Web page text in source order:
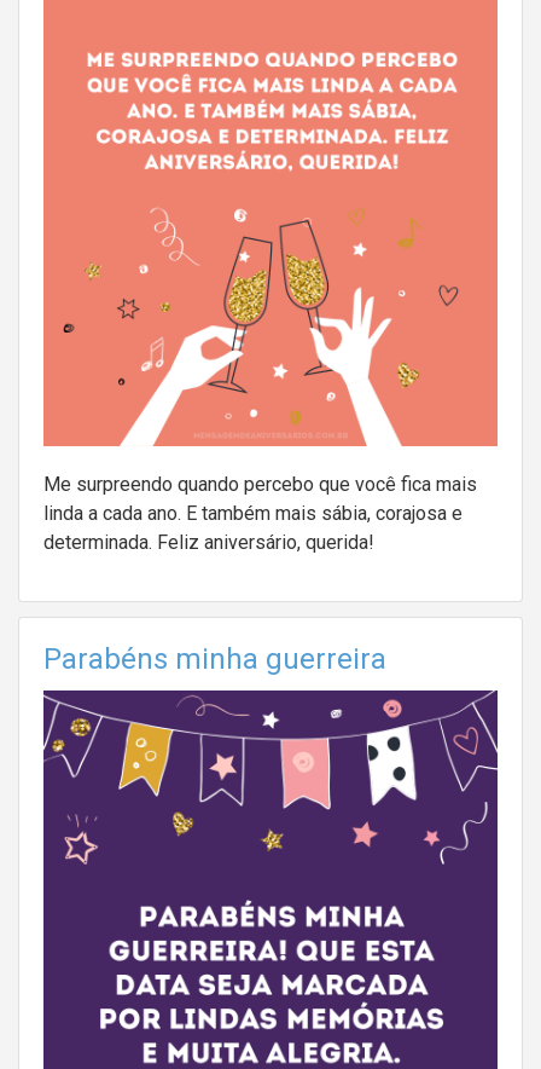
Me surpreendo quando percebo que você fica mais
linda a cada ano. E também mais sábia, corajosa e
determinada. Feliz aniversário, querida!
Parabéns minha guerreira